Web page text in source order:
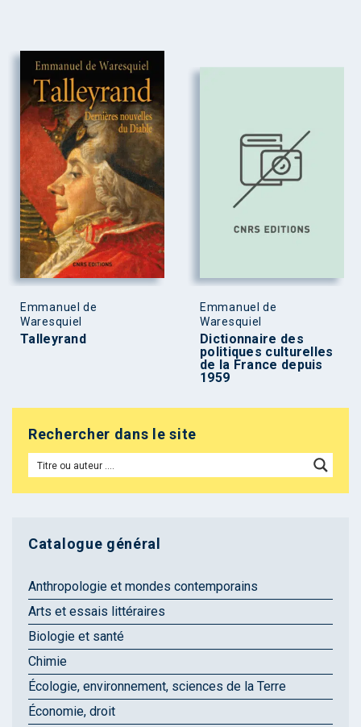
Emmanuel de
Waresquiel
Talleyrand
Emmanuel de
Waresquiel
Dictionnaire des
politiques culturelles
de la France depuis
1959
Rechercher dans le site
Catalogue général
Anthropologie et mondes contemporains
Arts et essais littéraires
Biologie et santé
Chimie
Écologie, environnement, sciences de la Terre
Économie, droit